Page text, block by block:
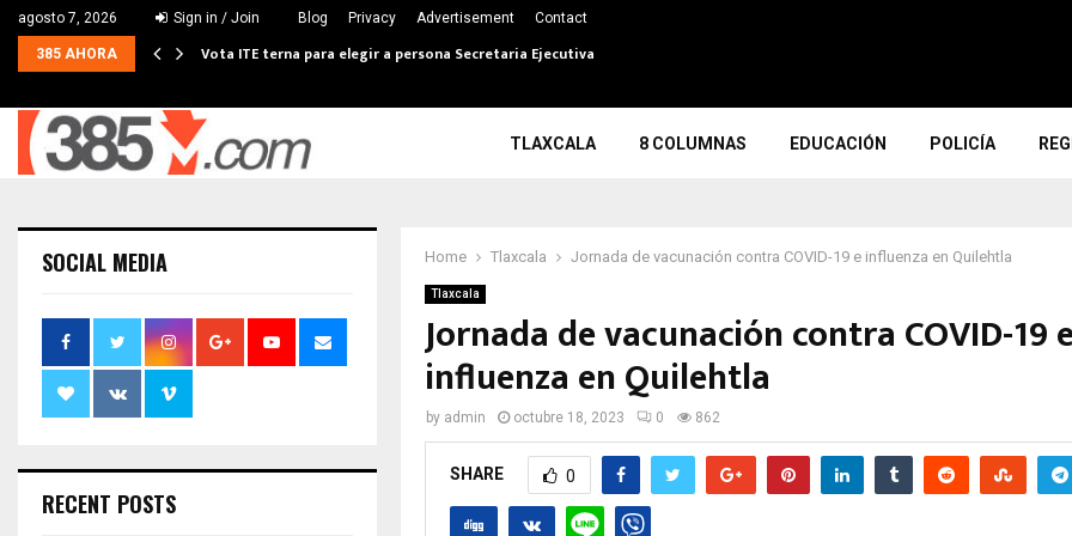
agosto 7, 2026 Sign in / Join Blog Privacy Advertisement Contact
385 AHORA Vota ITE terna para elegir a persona Secretaria Ejecutiva
TLAXCALA 8 COLUMNAS EDUCACIÓN POLICÍA
Home Tlaxcala Jornada de vacunación contra COVID-19 e influenza en Quilehtla
Tlaxcala
Jornada de vacunación contra COVID-19
influenza en Quilehtla
by admin octubre 18, 2023 0 862
SHARE 0
SOCIAL MEDIA
RECENT POSTS